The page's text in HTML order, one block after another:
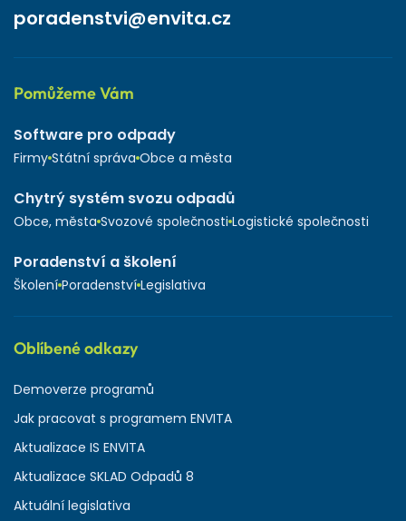
poradenstvi@envita.cz
Pomůžeme Vám
Software pro odpady
Firmy Státní správa Obce a města
Chytrý systém svozu odpadů
Obce, města Svozové společnosti Logistické společnosti
Poradenství a školení
Školení Poradenství Legislativa
Oblíbené odkazy
Demoverze programů
Jak pracovat s programem ENVITA
Aktualizace IS ENVITA
Aktualizace SKLAD Odpadů 8
Aktuální legislativa